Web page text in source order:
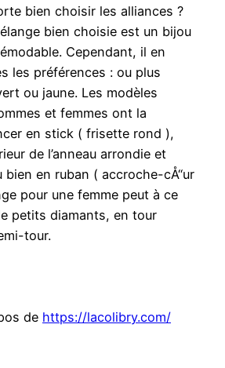
bien choisir les alliances ?
bien choisie est un bijou
Cependant, il en
les préférences : ou plus
ou jaune. Les modèles
et femmes ont la
en stick ( frisette rond ),
de l’anneau arrondie et
en ruban ( accroche-cÅ“ur
pour une femme peut à ce
petits diamants, en tour
tour.
de https://lacolibry.com/